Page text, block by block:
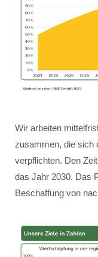
Wir arbeiten
zusammen, die sich
verpflichten. Den
das Jahr 2030. Das
Beschaffung von